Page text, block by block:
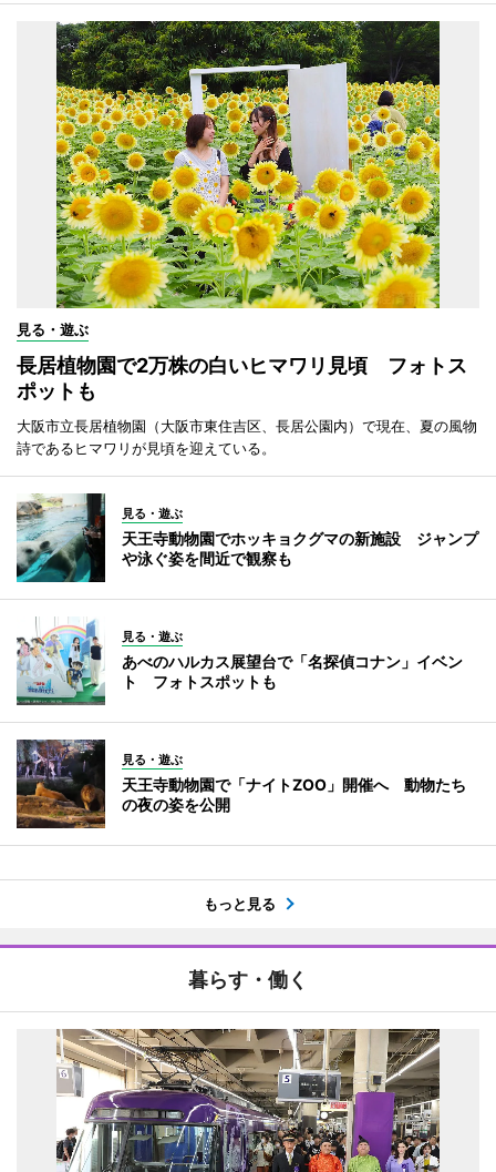
見る・遊ぶ
長居植物園で2万株の白いヒマワリ見頃 フォトス
ポットも
大阪市立長居植物園（大阪市東住吉区、長居公園内）で現在、夏の風物
詩であるヒマワリが見頃を迎えている。
見る・遊ぶ
天王寺動物園でホッキョクグマの新施設 ジャンプ
や泳ぐ姿を間近で観察も
見る・遊ぶ
あべのハルカス展望台で「名探偵コナン」イベン
ト フォトスポットも
見る・遊ぶ
天王寺動物園で「ナイトZOO」開催へ 動物たち
の夜の姿を公開
もっと見る
暮らす・働く